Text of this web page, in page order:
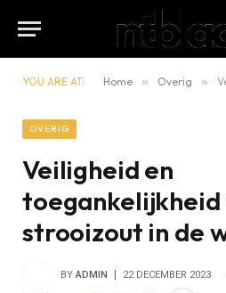
YOU ARE AT: Home » Overig »
OVERIG
Veiligheid en
toegankelijkheid
strooizout in de
BY ADMIN 22 DECEMBER 2023